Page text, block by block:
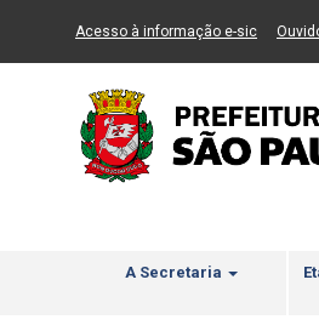
Ir ao Conteúdo Ir para menu
Acesso à informação e-sic(Link
A Secretaria